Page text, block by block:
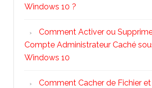
Windows 10 ?
Comment Activer ou
Compte Administrateur Caché
Windows 10
Comment Cacher de Fichier